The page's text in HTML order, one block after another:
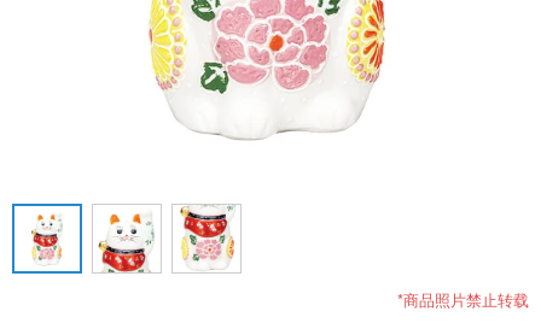
*商品照片禁止转载